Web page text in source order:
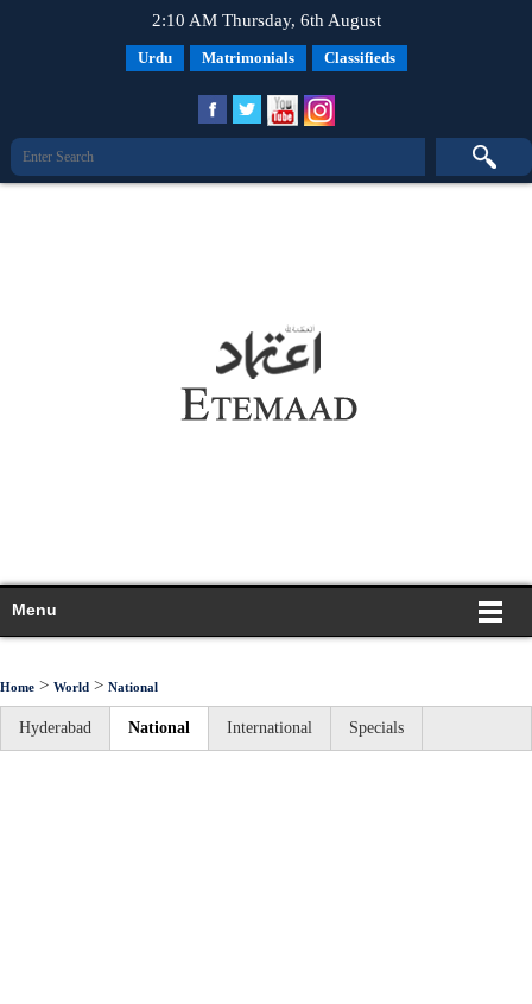
2:10 AM Thursday, 6th August
Urdu Matrimonials Classifieds
Menu
Home > World > National
Hyderabad National International Specials